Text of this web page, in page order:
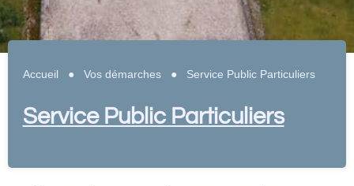
Accueil ● Vos démarches● Service Public Particuliers
Service Public Particuliers